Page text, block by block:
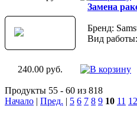
Замена
Бренд:
Вид
240.00 руб.
Продукты 55 - 60 из 818
Начало | Пред. | 5 6 7 8 9 10 11 12